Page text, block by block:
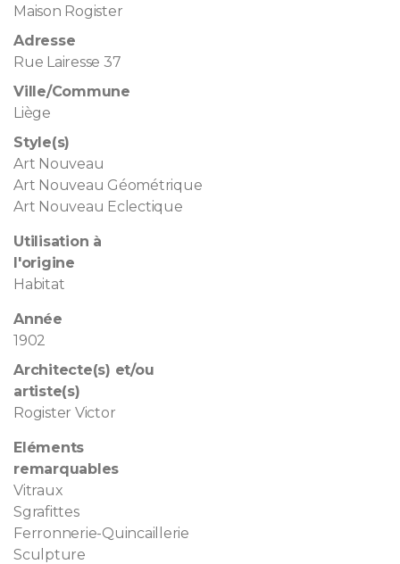
Maison Rogister
Adresse
Rue Lairesse 37
Ville/Commune
Liège
Style(s)
Art Nouveau
Art Nouveau Géométrique
Art Nouveau Eclectique
Utilisation à
l'origine
Habitat
Année
1902
Architecte(s) et/ou
artiste(s)
Rogister Victor
Eléments
remarquables
Vitraux
Sgrafittes
Ferronnerie-Quincaillerie
Sculpture